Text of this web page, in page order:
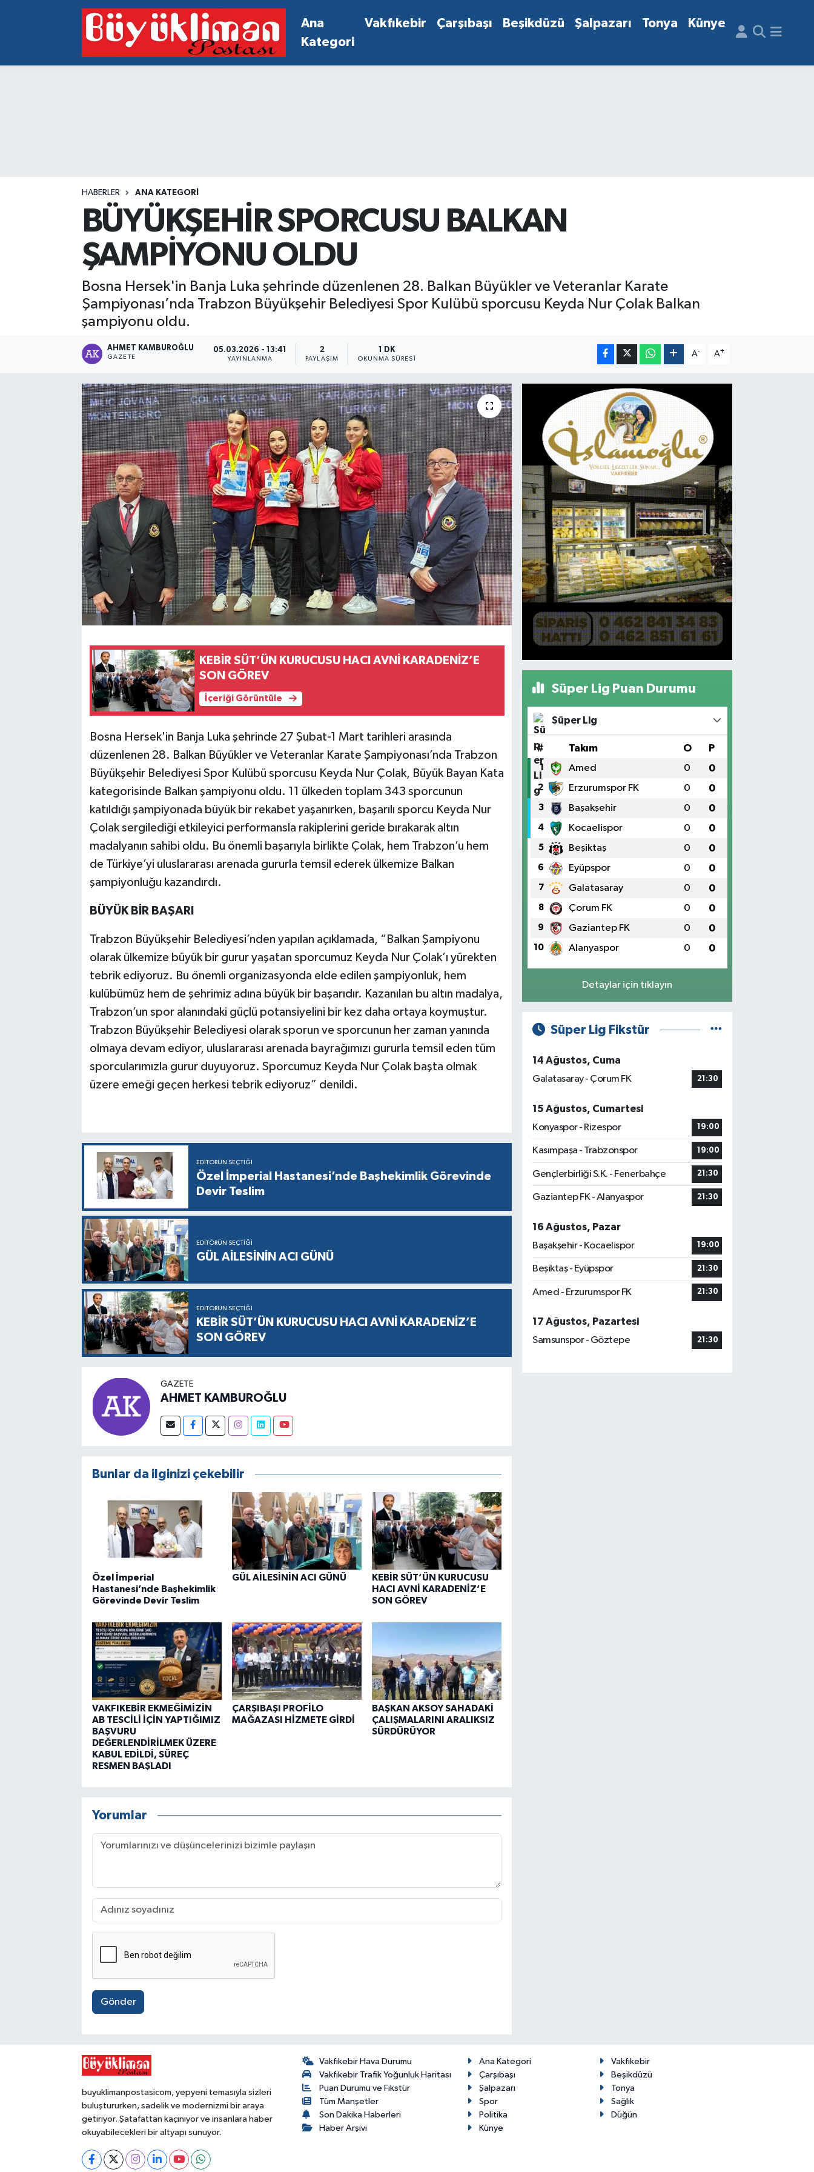
Ana
Kategori
Vakfıkebir Çarşıbaşı Beşikdüzü Şalpazarı Tonya Künye
HABERLER ANA KATEGORI
BÜYÜKŞEHİR SPORCUSU BALKAN
ŞAMPİYONU OLDU
Bosna Hersek'in Banja Luka şehrinde düzenlenen 28. Balkan Büyükler ve Veteranlar Karate
Şampiyonası’nda Trabzon Büyükşehir Belediyesi Spor Kulübü sporcusu Keyda Nur Çolak Balkan
şampiyonu oldu.
AHMET KAMBUROĞLU
GAZETE
05.03.2026 - 13:41
YAYINLANMA
2
PAYLAŞIM
1 DK
OKUNMA SÜRESI
A- A+
KEBİR SÜT’ÜN KURUCUSU HACI AVNİ KARADENİZ’E
SON GÖREV
İçeriği Görüntüle
Bosna Hersek'in Banja Luka şehrinde 27 Şubat-1 Mart tarihleri arasında
düzenlenen 28. Balkan Büyükler ve Veteranlar Karate Şampiyonası’nda Trabzon
Büyükşehir Belediyesi Spor Kulübü sporcusu Keyda Nur Çolak, Büyük Bayan Kata
kategorisinde Balkan şampiyonu oldu. 11 ülkeden toplam 343 sporcunun
katıldığı şampiyonada büyük bir rekabet yaşanırken, başarılı sporcu Keyda Nur
Çolak sergilediği etkileyici performansla rakiplerini geride bırakarak altın
madalyanın sahibi oldu. Bu önemli başarıyla birlikte Çolak, hem Trabzon’u hem
de Türkiye’yi uluslararası arenada gururla temsil ederek ülkemize Balkan
şampiyonluğu kazandırdı.
BÜYÜK BİR BAŞARI
Trabzon Büyükşehir Belediyesi’nden yapılan açıklamada, “Balkan Şampiyonu
olarak ülkemize büyük bir gurur yaşatan sporcumuz Keyda Nur Çolak’ı yürekten
tebrik ediyoruz. Bu önemli organizasyonda elde edilen şampiyonluk, hem
kulübümüz hem de şehrimiz adına büyük bir başarıdır. Kazanılan bu altın madalya,
Trabzon’un spor alanındaki güçlü potansiyelini bir kez daha ortaya koymuştur.
Trabzon Büyükşehir Belediyesi olarak sporun ve sporcunun her zaman yanında
olmaya devam ediyor, uluslararası arenada bayrağımızı gururla temsil eden tüm
sporcularımızla gurur duyuyoruz. Sporcumuz Keyda Nur Çolak başta olmak
üzere emeği geçen herkesi tebrik ediyoruz” denildi.
EDITÖRÜN SEÇTIĞI
Özel İmperial Hastanesi’nde Başhekimlik Görevinde
Devir Teslim
EDITÖRÜN SEÇTIĞI
GÜL AİLESİNİN ACI GÜNÜ
EDITÖRÜN SEÇTIĞI
KEBİR SÜT’ÜN KURUCUSU HACI AVNİ KARADENİZ’E
SON GÖREV
GAZETE
AHMET KAMBUROĞLU
Bunlar da ilginizi çekebilir
Özel İmperial
Hastanesi’nde Başhekimlik
Görevinde Devir Teslim
GÜL AİLESİNİN ACI GÜNÜ
KEBİR SÜT’ÜN KURUCUSU
HACI AVNİ KARADENİZ’E
SON GÖREV
VAKFIKEBİR EKMEĞİMİZİN
AB TESCİLİ İÇİN YAPTIĞIMIZ
BAŞVURU
DEĞERLENDİRİLMEK ÜZERE
KABUL EDİLDİ, SÜREÇ
RESMEN BAŞLADI
ÇARŞIBAŞI PROFİLO
MAĞAZASI HİZMETE GİRDİ
BAŞKAN AKSOY SAHADAKİ
ÇALIŞMALARINI ARALIKSIZ
SÜRDÜRÜYOR
Yorumlar
Gönder
Süper Lig Puan Durumu
Süper Lig
# Takım O P
1 Amed 0 0
2 Erzurumspor FK 0 0
3 Başakşehir 0 0
4 Kocaelispor 0 0
5 Beşiktaş 0 0
6 Eyüpspor 0 0
7 Galatasaray 0 0
8 Çorum FK 0 0
9 Gaziantep FK 0 0
10 Alanyaspor 0 0
Detaylar için tıklayın
Süper Lig Fikstür
14 Ağustos, Cuma
Galatasaray - Çorum FK
21:30
15 Ağustos, Cumartesi
Konyaspor - Rizespor
19:00
Kasımpaşa - Trabzonspor 19:00
Gençlerbirliği S.K. - Fenerbahçe 21:30
Gaziantep FK - Alanyaspor 21:30
16 Ağustos, Pazar
Başakşehir - Kocaelispor
19:00
Beşiktaş - Eyüpspor 21:30
Amed - Erzurumspor FK 21:30
17 Ağustos, Pazartesi
Samsunspor - Göztepe
21:30
buyuklimanpostasicom, yepyeni temasıyla sizleri
buluştururken, sadelik ve modernizmi bir araya
getiriyor. Şatafattan kaçınıyor ve insanlara haber
okuyabilecekleri bir altyapı sunuyor.
Vakfıkebir Hava Durumu
Vakfıkebir Trafik Yoğunluk Haritası
Puan Durumu ve Fikstür
Tüm Manşetler
Son Dakika Haberleri
Haber Arşivi
Ana Kategori
Vakfıkebir
Çarşıbaşı
Beşikdüzü
Şalpazarı
Tonya
Spor
Sağlık
Politika
Düğün
Künye
Vakfıkebir Hava Durumu